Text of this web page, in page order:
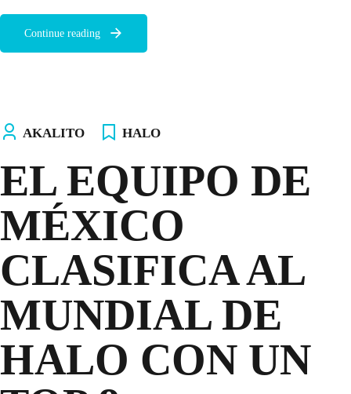
Continue reading
AKALITO HALO
EL EQUIPO DE
MÉXICO
CLASIFICA AL
MUNDIAL DE
HALO CON UN